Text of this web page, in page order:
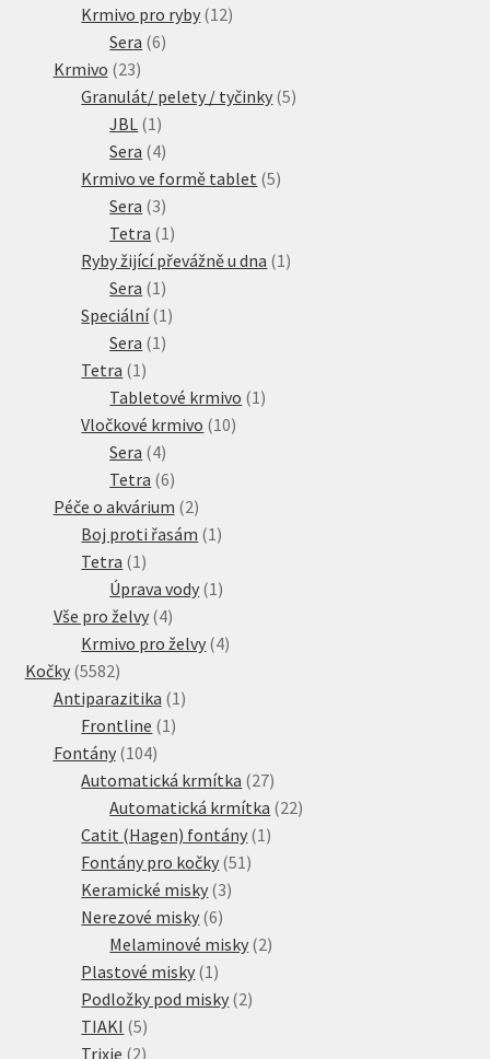
produktů
Krmivo pro ryby 1212
Sera 66
Krmivo 2323
produktů
Granulát/ pelety / tyčinky 55
JBL 1 1
produkt
Sera 44
produkty
Krmivo ve formě tablet 55
Sera 33
produkty
Tetra 1 1
produkt
Ryby žijící převážně u dna 1 1
Sera 1 1
produkt
Speciální 1 1
Sera 1 1
Tetra 1 1
produkt
Tabletové krmivo 1 1
Vločkové krmivo 1010
Sera 44
produkty
Tetra 66
produktů
Péče o akvárium 22
produkty
Boj proti řasám 1 1
Tetra 1 1
produkt
Úprava vody 1 1
Vše pro želvy 44
produkty
Krmivo pro želvy 44
Kočky 55825582
produktů
Antiparazitika 1 1
Frontline 1 1
Fontány 104104
produktů
Automatická krmítka 2727
produktů
Automatická krmítka 2222
Catit (Hagen) fontány 1 1
Fontány pro kočky 51 51
Keramické misky 33
Nerezové misky 66
produktů
Melaminové misky 22
Plastové misky 1 1
produkt
Podložky pod misky 22
TIAKI 55
produktů
Trixie 22